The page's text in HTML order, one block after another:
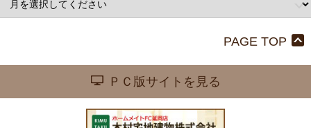
PAGE TOP
ＰＣ版サイトを見る